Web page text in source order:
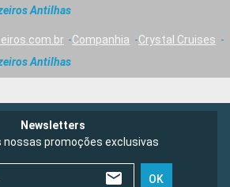
Antilhas
Companhia
Crystal Cruises
Antilhas
Newsletters
nossas promoções exclusivas
OK